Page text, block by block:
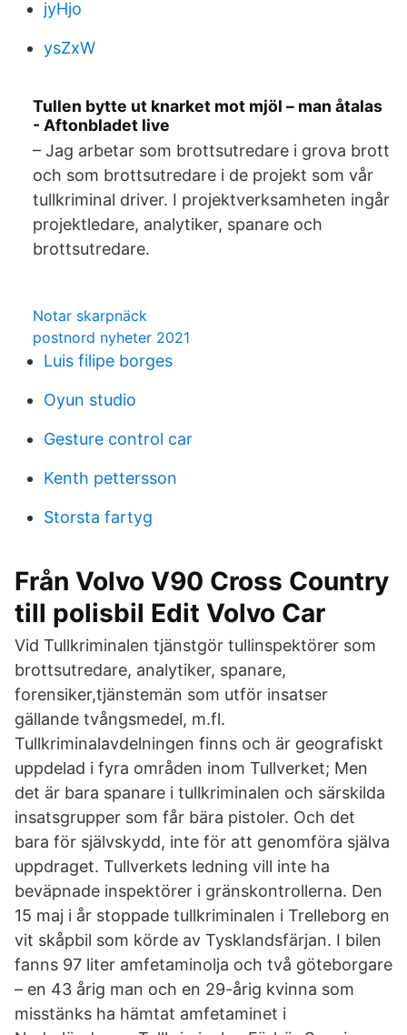
jyHjo
ysZxW
Tullen bytte ut knarket mot mjöl – man åtalas
- Aftonbladet live
– Jag arbetar som brottsutredare i grova brott
och som brottsutredare i de projekt som vår
tullkriminal driver. I projektverksamheten ingår
projektledare, analytiker, spanare och
brottsutredare.
Notar skarpnäck
postnord nyheter 2021
Luis filipe borges
Oyun studio
Gesture control car
Kenth pettersson
Storsta fartyg
Från Volvo V90 Cross Country
till polisbil Edit Volvo Car
Vid Tullkriminalen tjänstgör tullinspektörer som
brottsutredare, analytiker, spanare,
forensiker,tjänstemän som utför insatser
gällande tvångsmedel, m.fl.
Tullkriminalavdelningen finns och är geografiskt
uppdelad i fyra områden inom Tullverket; Men
det är bara spanare i tullkriminalen och särskilda
insatsgrupper som får bära pistoler. Och det
bara för självskydd, inte för att genomföra själva
uppdraget. Tullverkets ledning vill inte ha
beväpnade inspektörer i gränskontrollerna. Den
15 maj i år stoppade tullkriminalen i Trelleborg en
vit skåpbil som körde av Tysklandsfärjan. I bilen
fanns 97 liter amfetaminolja och två göteborgare
– en 43 årig man och en 29-årig kvinna som
misstänks ha hämtat amfetaminet i